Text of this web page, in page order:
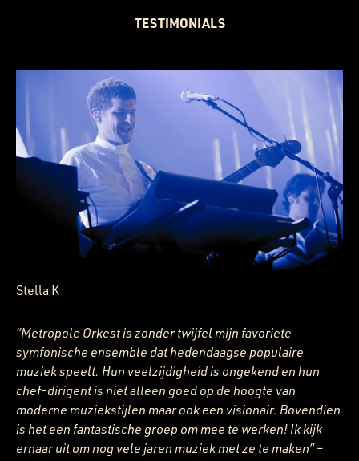
TESTIMONIALS
Stella K
“Metropole Orkest is zonder twijfel mijn favoriete
symfonische ensemble dat hedendaagse populaire
muziek speelt. Hun veelzijdigheid is ongekend en hun
chef-dirigent is niet alleen goed op de hoogte van
moderne muziekstijlen maar ook een visionair. Bovendien
is het een fantastische groep om mee te werken! Ik kijk
ernaar uit om nog vele jaren muziek met ze te maken”–